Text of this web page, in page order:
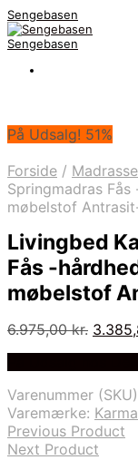
Sengebasen
Sengebasen
På Udsalg! 51%
Forside /
Springmadras
møbelstof
Livingbed
Fås -
møbelstof
6.975,00kr. Den
Varenummer
Varemærke: Karma
Previous Product
Next Product